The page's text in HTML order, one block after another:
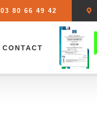
03 80 66 49 42
CONTACT